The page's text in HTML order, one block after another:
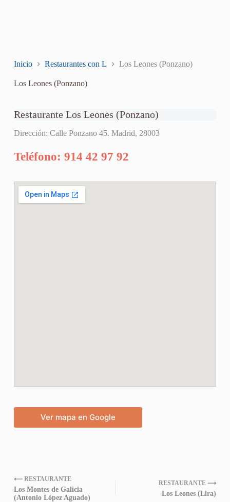
Inicio Restaurantes con L Los Leones (Ponzano)
Los Leones (Ponzano)
Restaurante Los Leones (Ponzano)
Dirección: Calle Ponzano 45. Madrid, 28003
Teléfono: 914 42 97 92
Ver mapa en Google
⟵ RESTAURANTE
Los Montes de Galicia
(Antonio López Aguado)
RESTAURANTE ⟶
Los Leones (Lira)